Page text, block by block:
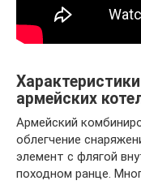
армейских
Армейский
облегчение
элемент с флягой
походном ранце.